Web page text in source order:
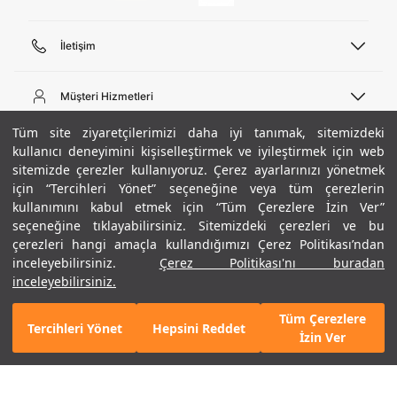
Tüm site ziyaretçilerimizi daha iyi tanımak, sitemizdeki
kullanıcı deneyimini kişiselleştirmek ve iyileştirmek için web
sitemizde çerezler kullanıyoruz. Çerez ayarlarınızı yönetmek
için “Tercihleri Yönet” seçeneğine veya tüm çerezlerin
kullanımını kabul etmek için “Tüm Çerezlere İzin Ver”
seçeneğine tıklayabilirsiniz. Sitemizdeki çerezleri ve bu
çerezleri hangi amaçla kullandığımızı Çerez Politikası’ndan
inceleyebilirsiniz.
Çerez Politikası'nı buradan
inceleyebilirsiniz.
Tercihleri Yönet Hepsini Reddet
Tüm Çerezlere
İzin Ver
+ 13 Renk
GELINCE HABER VER
İletişim
444 02 00
Pazartesi - Cuma 09:00 - 18:00
E-posta
bilgi@underarmour.com
Müşteri Hizmetleri
Sipariş Sorgulama
Bize Ulaşın
Teslimat Bilgileri
İşlem Rehberi
İade ve Değişimler
Sıkça Sorulan Sorular
Beden Rehberi
Site Haritası
Hakkımızda
Ticari Bilgiler
Hükümler ve Koşullar
Gizlilik Politikası
Çerez Politikası
Kariyer
ETBİS
UA Sosyal Medya
Instagram
Facebook
Twitter
Popüler Kategoriler
Erkek Basketbol Ayakkabısı
Çocuk Basketbol Ayakkabısı
Erkek Eşofman
Kadın Tayt